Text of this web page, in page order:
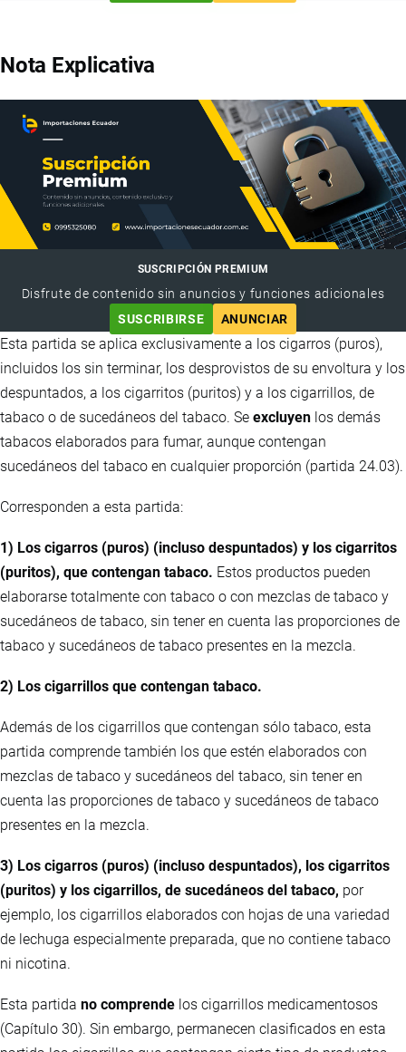
Nota Explicativa
SUSCRIPCIÓN PREMIUM
Disfrute de contenido sin anuncios y funciones adicionales
SUSCRIBIRSE
ANUNCIAR
Esta partida se aplica exclusivamente a los cigarros (puros),
incluidos los sin terminar, los desprovistos de su envoltura y los
despuntados, a los cigarritos (puritos) y a los cigarrillos, de
tabaco o de sucedáneos del tabaco. Se excluyen los demás
tabacos elaborados para fumar, aunque contengan
sucedáneos del tabaco en cualquier proporción (partida 24.03).
Corresponden a esta partida:
1) Los cigarros (puros) (incluso despuntados) y los cigarritos
(puritos), que contengan tabaco. Estos productos pueden
elaborarse totalmente con tabaco o con mezclas de tabaco y
sucedáneos de tabaco, sin tener en cuenta las proporciones de
tabaco y sucedáneos de tabaco presentes en la mezcla.
2) Los cigarrillos que contengan tabaco.
Además de los cigarrillos que contengan sólo tabaco, esta
partida comprende también los que estén elaborados con
mezclas de tabaco y sucedáneos del tabaco, sin tener en
cuenta las proporciones de tabaco y sucedáneos de tabaco
presentes en la mezcla.
3) Los cigarros (puros) (incluso despuntados), los cigarritos
(puritos) y los cigarrillos, de sucedáneos del tabaco, por
ejemplo, los cigarrillos elaborados con hojas de una variedad
de lechuga especialmente preparada, que no contiene tabaco
ni nicotina.
Esta partida no comprende los cigarrillos medicamentosos
(Capítulo 30). Sin embargo, permanecen clasificados en esta